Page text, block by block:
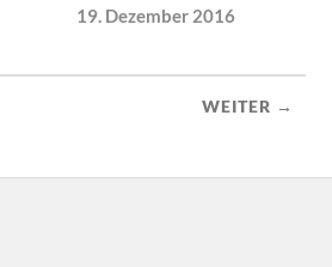
19. Dezember 2016
WEITER →